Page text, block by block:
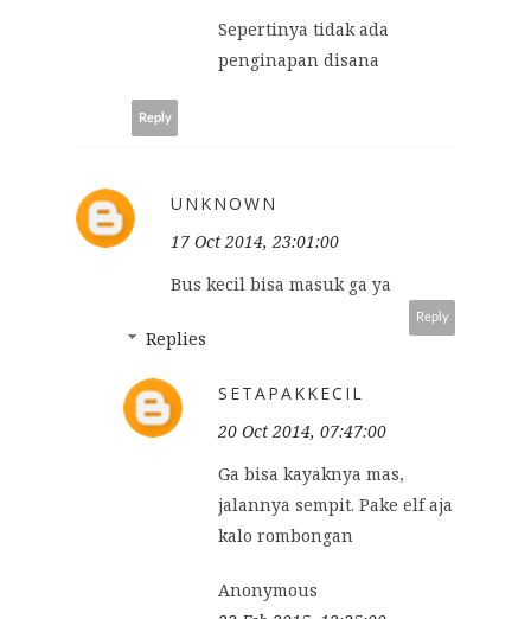
Sepertinya tidak ada
penginapan disana
Reply
UNKNOWN
17 Oct 2014, 23:01:00
Bus kecil bisa masuk ga ya
Reply
Replies
SETAPAKKECIL
20 Oct 2014, 07:47:00
Ga bisa kayaknya mas,
jalannya sempit. Pake elf aja
kalo rombongan
Anonymous